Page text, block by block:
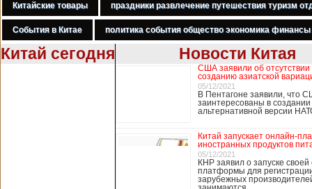
Китайские товары праздники развлечение путешествия туризм
События в Китае политика события общество экономика финансы
Китай сегодня Новости Китая
США заявили об отсутствии
созданию азиатской
05/12/2021
В Пентагоне заявили, что
заинтересованы в создании
альтернативной версии
Китай запускает онлайн-
иностранных продуктов
05/12/2021
КНР заявил о запуске
платформы для
зарубежных